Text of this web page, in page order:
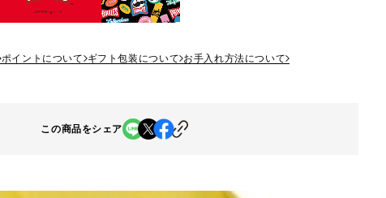
ポイントについて ギフト包装について お手入れ方法について
この商品をシェア